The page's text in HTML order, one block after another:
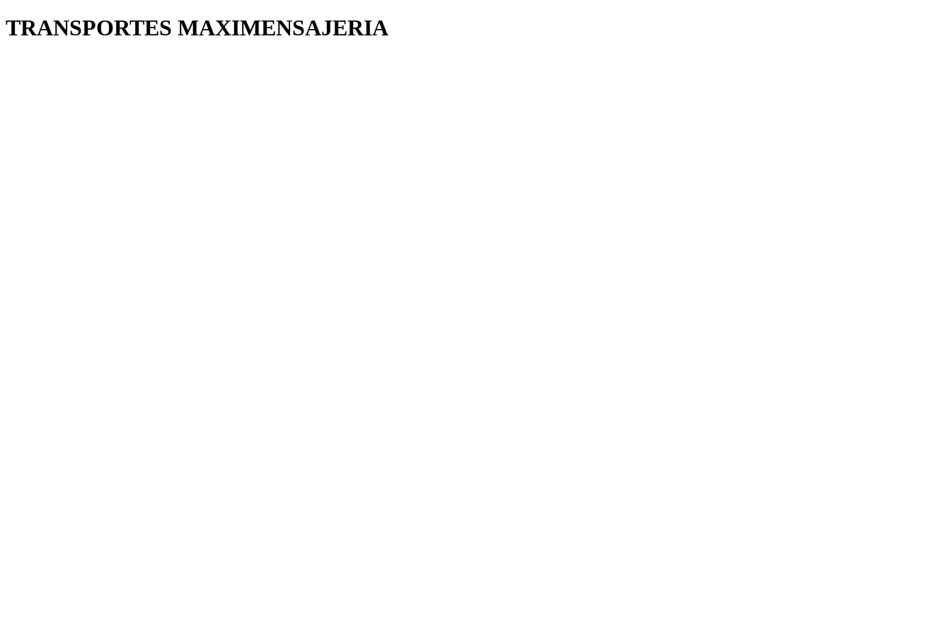
TRANSPORTES MAXIMENSAJERIA